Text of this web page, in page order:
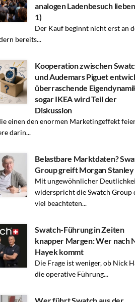
analogen Ladenbesuch
1)
Der Kauf beginnt nicht erst an
bereits...
Kooperation zwischen
und Audemars Piguet
überraschende
sogar IKEA wird Teil der
Diskussion
einen den enormen Marketingeffekt
darin...
Belastbare Marktdaten?
Group greift Morgan Stanley
Mit ungewöhnlicher
widerspricht die Swatch Group
viel beachteten...
Swatch-Führung in Zeiten
knapper Margen: Wer nach
Hayek kommt
Die Frage ist weniger, ob Nick
die operative Führung...